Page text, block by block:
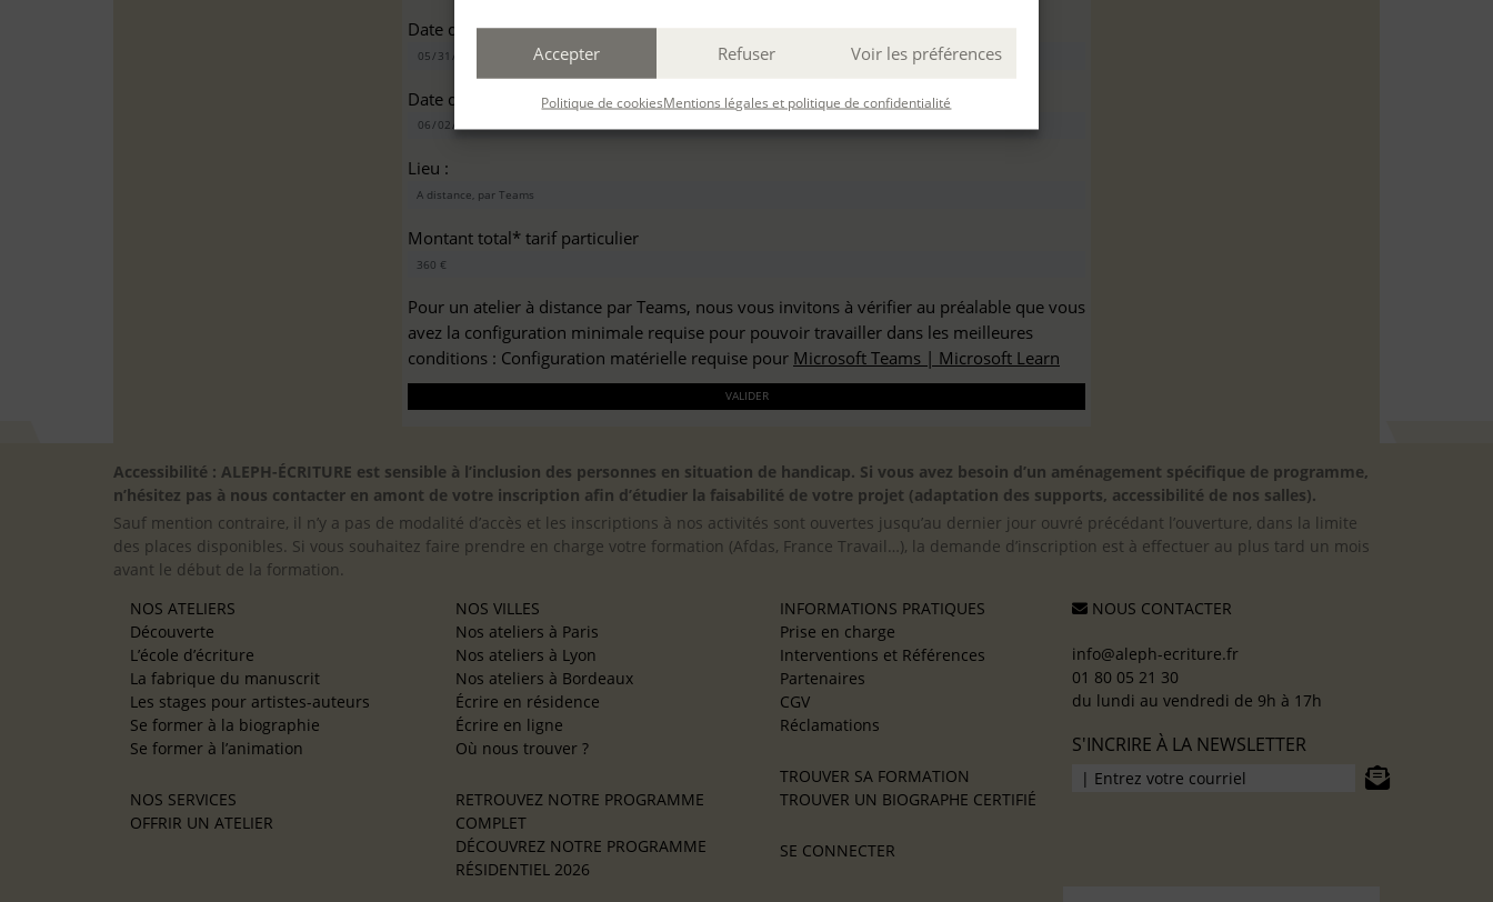
Accepter Refuser Voir les préférences
Politique de cookiesMentions légales et politique de confidentialité
Date de début*
Date de fin*
Lieu :
Montant total* tarif particulier
Pour un atelier à distance par Teams, nous vous invitons à vérifier au préalable que vous
avez la configuration minimale requise pour pouvoir travailler dans les meilleures
conditions : Configuration matérielle requise pour Microsoft Teams | Microsoft Learn
Accessibilité : ALEPH-ÉCRITURE est sensible à l’inclusion des personnes en situation de handicap. Si vous avez besoin d’un aménagement spécifique de programme,
n’hésitez pas à nous contacter en amont de votre inscription afin d’étudier la faisabilité de votre projet (adaptation des supports, accessibilité de nos salles).
Sauf mention contraire, il n’y a pas de modalité d’accès et les inscriptions à nos activités sont ouvertes jusqu’au dernier jour ouvré précédant l’ouverture, dans la limite
des places disponibles. Si vous souhaitez faire prendre en charge votre formation (Afdas, France Travail…), la demande d’inscription est à effectuer au plus tard un mois
avant le début de la formation.
NOS ATELIERS
Découverte
L’école d’écriture
La fabrique du manuscrit
Les stages pour artistes-auteurs
Se former à la biographie
Se former à l’animation
NOS SERVICES
OFFRIR UN ATELIER
NOS VILLES
Nos ateliers à Paris
Nos ateliers à Lyon
Nos ateliers à Bordeaux
Écrire en résidence
Écrire en ligne
Où nous trouver ?
RETROUVEZ NOTRE PROGRAMME
COMPLET
DÉCOUVREZ NOTRE PROGRAMME
RÉSIDENTIEL 2026
INFORMATIONS PRATIQUES
Prise en charge
Interventions et Références
Partenaires
CGV
Réclamations
TROUVER SA FORMATION
TROUVER UN BIOGRAPHE CERTIFIÉ
SE CONNECTER
NOUS CONTACTER
info@aleph-ecriture.fr
01 80 05 21 30
du lundi au vendredi de 9h à 17h
S'INCRIRE À LA NEWSLETTER